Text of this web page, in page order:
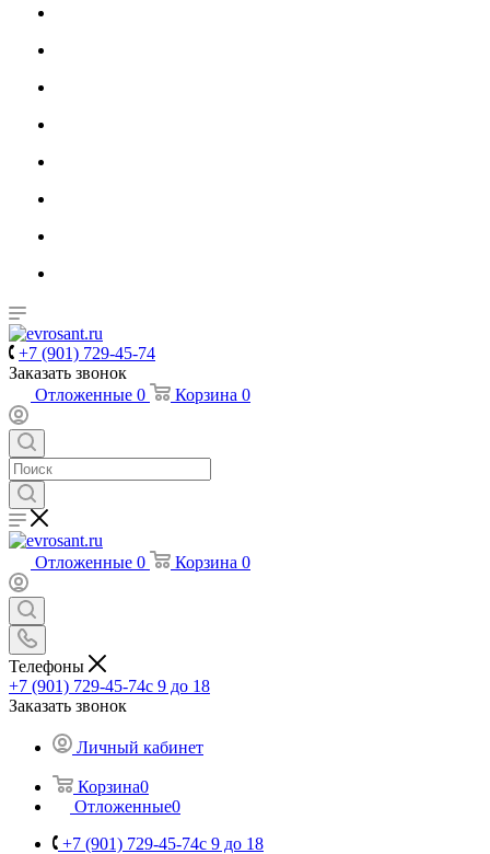
+7 (901) 729-45-74
Заказать звонок
Отложенные 0 Корзина 0
Отложенные 0 Корзина 0
Телефоны
+7 (901) 729-45-74c 9 до 18
Заказать звонок
Личный кабинет
Корзина0
Отложенные0
+7 (901) 729-45-74c 9 до 18